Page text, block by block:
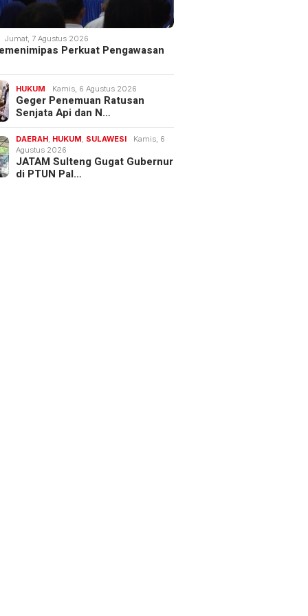
Jumat, 7 Agustus 2026
Perkuat Pengawasan
HUKUM Kamis, 6 Agustus 2026
Geger Penemuan Ratusan
Senjata Api dan N…
DAERAH, HUKUM, SULAWESI
Kamis, 6
Agustus 2026
JATAM Sulteng Gugat Gubernur
di PTUN Pal…